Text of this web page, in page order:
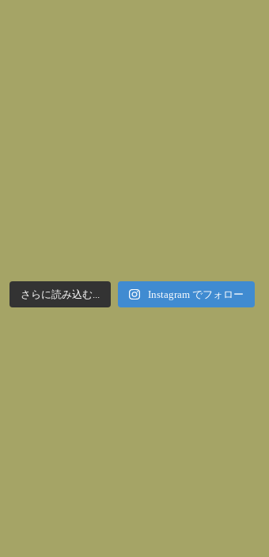
さらに読み込む... Instagram でフォロー